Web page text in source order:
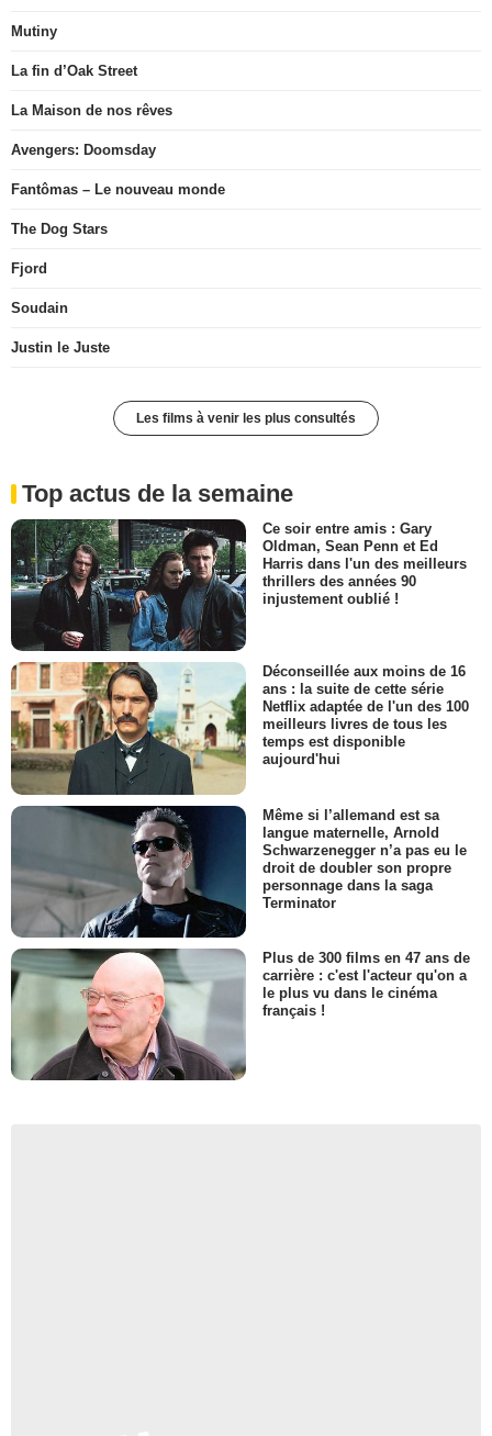
Mutiny
La fin d’Oak Street
La Maison de nos rêves
Avengers: Doomsday
Fantômas – Le nouveau monde
The Dog Stars
Fjord
Soudain
Justin le Juste
Les films à venir les plus consultés
Top actus de la semaine
Ce soir entre amis : Gary
Oldman, Sean Penn et Ed
Harris dans l'un des meilleurs
thrillers des années 90
injustement oublié !
Déconseillée aux moins de 16
ans : la suite de cette série
Netflix adaptée de l'un des 100
meilleurs livres de tous les
temps est disponible
aujourd'hui
Même si l’allemand est sa
langue maternelle, Arnold
Schwarzenegger n’a pas eu le
droit de doubler son propre
personnage dans la saga
Terminator
Plus de 300 films en 47 ans de
carrière : c'est l'acteur qu'on a
le plus vu dans le cinéma
français !